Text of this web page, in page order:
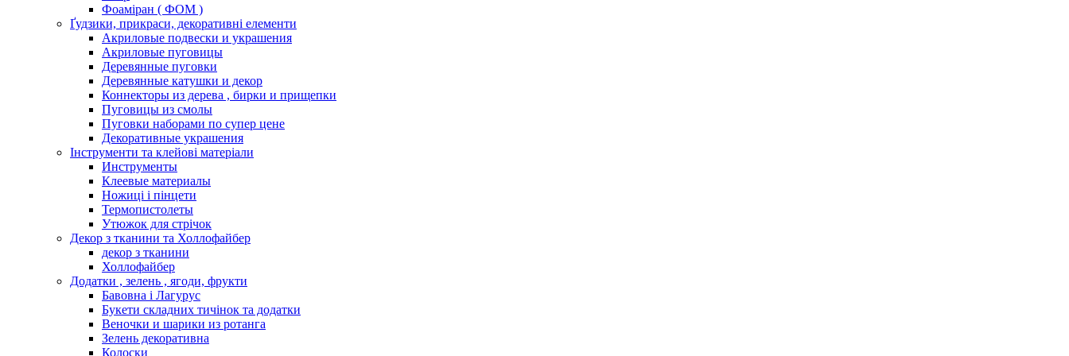
Фоаміран ( ФОМ )
Ґудзики, прикраси, декоративні елементи
Акриловые подвески и украшения
Акриловые пуговицы
Деревянные пуговки
Деревянные катушки и декор
Коннекторы из дерева , бирки и прищепки
Пуговицы из смолы
Пуговки наборами по супер цене
Декоративные украшения
Інструменти та клейові матеріали
Инструменты
Клеевые материалы
Ножиці і пінцети
Термопистолеты
Утюжок для стрічок
Декор з тканини та Холлофайбер
декор з тканини
Холлофайбер
Додатки , зелень , ягоди, фрукти
Бавовна і Лагурус
Букети складних тичінок та додатки
Веночки и шарики из ротанга
Зелень декоративна
Колоски